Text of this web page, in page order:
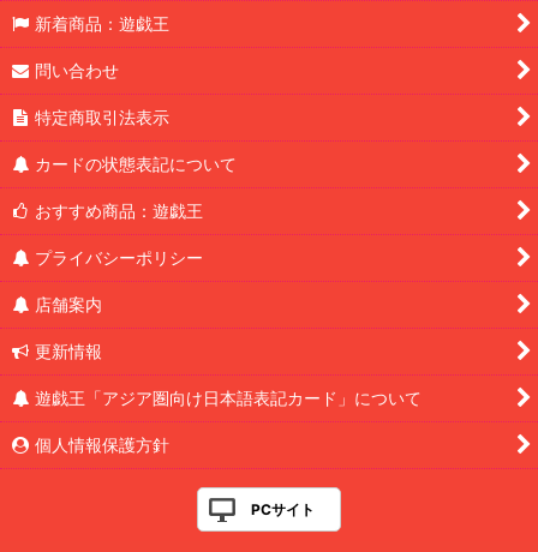
新着商品：遊戯王
問い合わせ
特定商取引法表示
カードの状態表記について
おすすめ商品：遊戯王
プライバシーポリシー
店舗案内
更新情報
遊戯王「アジア圏向け日本語表記カード」について
個人情報保護方針
PCサイト